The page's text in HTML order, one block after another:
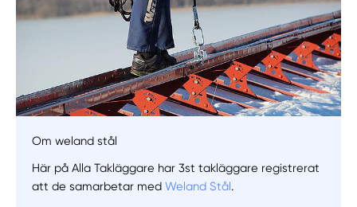
Om weland stål
Här på Alla Takläggare har 3st takläggare registrerat
att de samarbetar medWeland Stål.